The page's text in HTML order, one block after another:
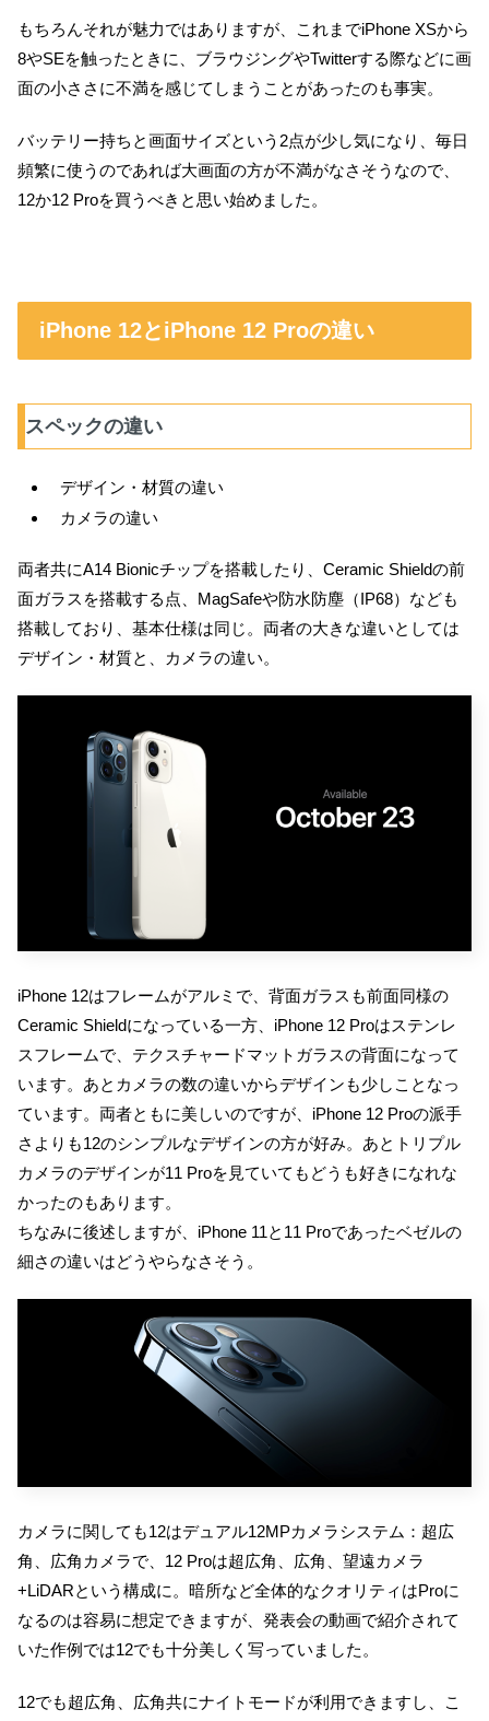
もちろんそれが魅力ではありますが、これまでiPhone XSから
8やSEを触ったときに、ブラウジングやTwitterする際などに画
面の小ささに不満を感じてしまうことがあったのも事実。
バッテリー持ちと画面サイズという2点が少し気になり、毎日
頻繁に使うのであれば大画面の方が不満がなさそうなので、
12か12 Proを買うべきと思い始めました。
iPhone 12とiPhone 12 Proの違い
スペックの違い
デザイン・材質の違い
カメラの違い
両者共にA14 Bionicチップを搭載したり、Ceramic Shieldの前
面ガラスを搭載する点、MagSafeや防水防塵（IP68）なども
搭載しており、基本仕様は同じ。両者の大きな違いとしては
デザイン・材質と、カメラの違い。
iPhone 12はフレームがアルミで、背面ガラスも前面同様の
Ceramic Shieldになっている一方、iPhone 12 Proはステンレ
スフレームで、テクスチャードマットガラスの背面になって
います。あとカメラの数の違いからデザインも少しことなっ
ています。両者ともに美しいのですが、iPhone 12 Proの派手
さよりも12のシンプルなデザインの方が好み。あとトリプル
カメラのデザインが11 Proを見ていてもどうも好きになれな
かったのもあります。
ちなみに後述しますが、iPhone 11と11 Proであったベゼルの
細さの違いはどうやらなさそう。
カメラに関しても12はデュアル12MPカメラシステム：超広
角、広角カメラで、12 Proは超広角、広角、望遠カメラ
+LiDARという構成に。暗所など全体的なクオリティはProに
なるのは容易に想定できますが、発表会の動画で紹介されて
いた作例では12でも十分美しく写っていました。
12でも超広角、広角共にナイトモードが利用できますし、こ